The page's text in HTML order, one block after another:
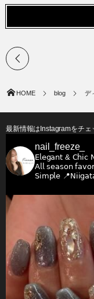
HOME blog デ
最新情報はInstagramをチェ
nail_freeze_
𝖤𝗅𝖾𝗀𝖺𝗇𝗍 & 𝖢𝗁𝗂𝖼
𝖠𝗅𝗅 𝗌𝖾𝖺𝗌𝗈𝗇
𝖲𝗂𝗆𝗉𝗅𝖾